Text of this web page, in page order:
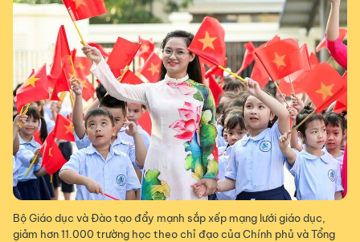
Bộ Giáo dục và Đào tạo đẩy mạnh sắp xếp mạng lưới giáo dục,
giảm hơn 11.000 trường học theo chỉ đạo của Chính phủ và Tổng